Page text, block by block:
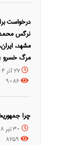
درخواست
نرگس
مشهد،
مرگ خسرو
27 آذر 1404 /
9086
چرا
30 تیر 1398 /
8259